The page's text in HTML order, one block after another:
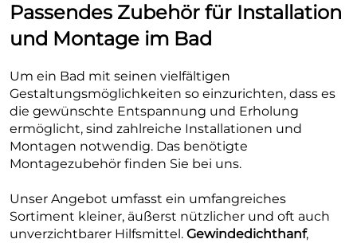
Passendes Zubehör für Installation
und Montage im Bad
Um ein Bad mit seinen vielfältigen
Gestaltungsmöglichkeiten so einzurichten, dass es
die gewünschte Entspannung und Erholung
ermöglicht, sind zahlreiche Installationen und
Montagen notwendig. Das benötigte
Montagezubehör finden Sie bei uns.
Unser Angebot umfasst ein umfangreiches
Sortiment kleiner, äußerst nützlicher und oft auch
unverzichtbarer Hilfsmittel. Gewindedichthanf,